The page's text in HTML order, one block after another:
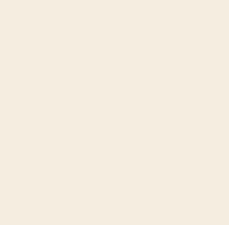
Brésil, Paraguay, Uruguay) a
Packaging Waste Regulation